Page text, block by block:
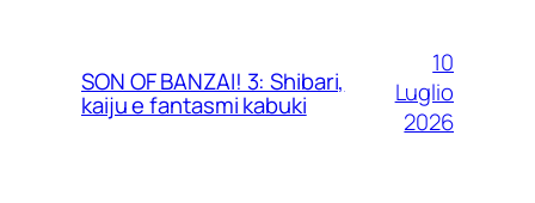
SON OF BANZAI! 3: Shibari,
kaiju e fantasmi kabuki
10
Luglio
2026